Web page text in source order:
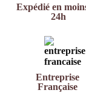
Expédié en
24h
Entreprise
Française